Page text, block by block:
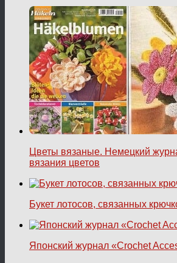
Цветы вязаные. Немецкий
вязания цветов
Букет лотосов, связанных
Японский журнал «Crochet